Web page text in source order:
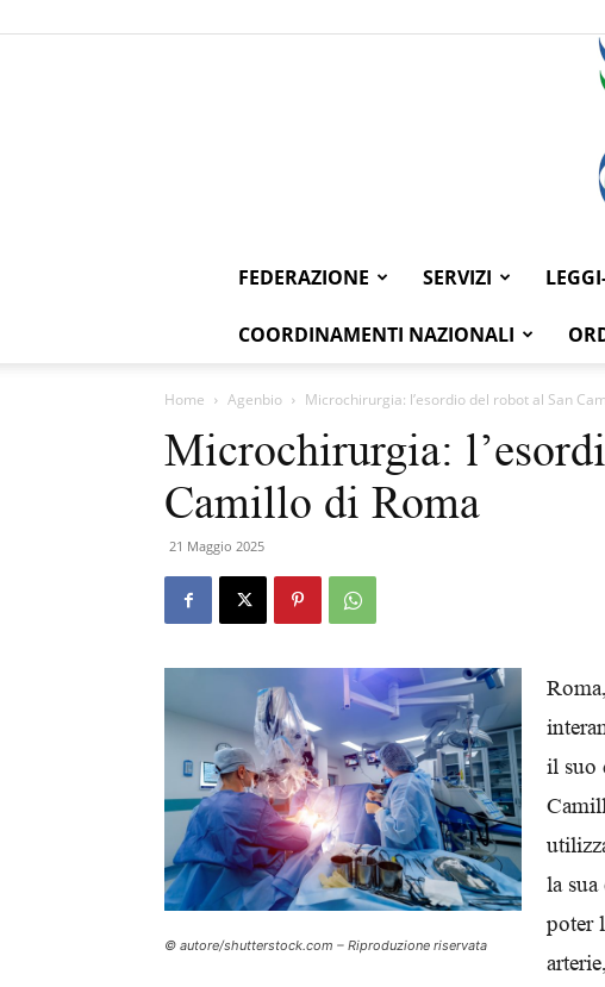
FEDERAZIONE SERVIZI
COORDINAMENTI NAZIONALI
Home Agenbio Microchirurgia: l’esordio del robot al San
Microchirurgia:
Camillo di Roma
21 Maggio 2025
© autore/shutterstock.com – Riproduzione riservata
il suo
la
poter